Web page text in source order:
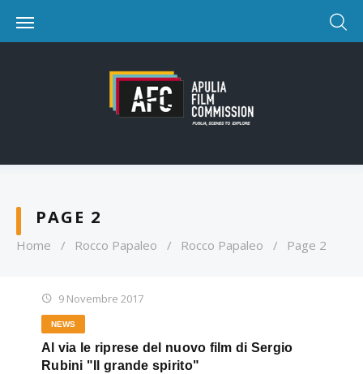
PAGE 2
Home / Rocco Papaleo / Rocco Papaleo / Page 2
9 Novembre 2017
NEWS
Al via le riprese del nuovo film di Sergio
Rubini "Il grande spirito"